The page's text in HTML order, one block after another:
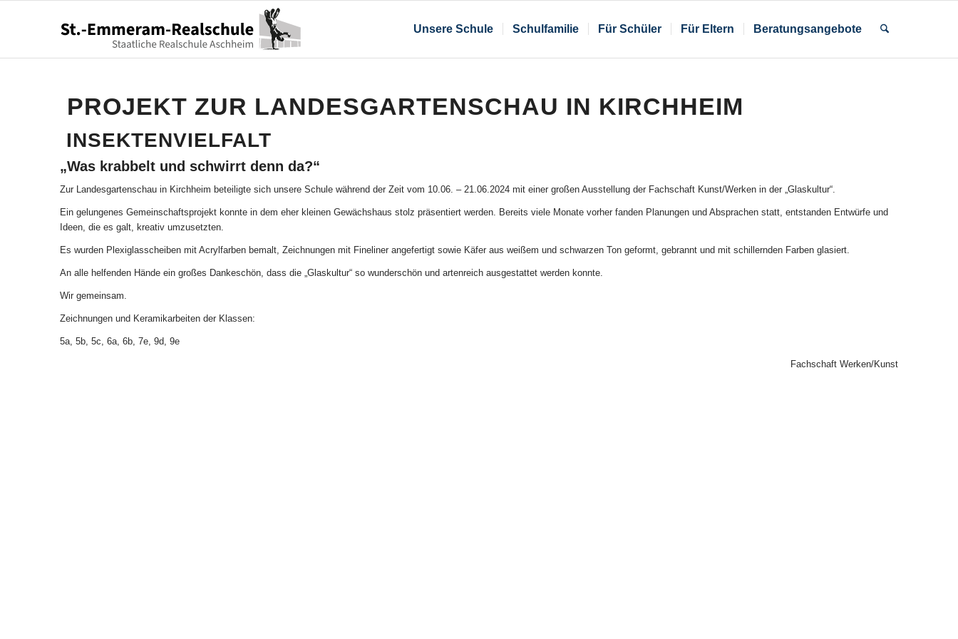
Unsere Schule Schulfamilie Für Schüler Für Eltern Beratungsangebote
PROJEKT ZUR LANDESGARTENSCHAU IN KIRCHHEIM
INSEKTENVIELFALT
„Was krabbelt und schwirrt denn da?“
Zur Landesgartenschau in Kirchheim beteiligte sich unsere Schule während der Zeit vom 10.06. – 21.06.2024 mit einer großen Ausstellung der Fachschaft Kunst/Werken in der „Glaskultur“.
Ein gelungenes Gemeinschaftsprojekt konnte in dem eher kleinen Gewächshaus stolz präsentiert werden. Bereits viele Monate vorher fanden Planungen und Absprachen statt, entstanden Entwürfe und
Ideen, die es galt, kreativ umzusetzten.
Es wurden Plexiglasscheiben mit Acrylfarben bemalt, Zeichnungen mit Fineliner angefertigt sowie Käfer aus weißem und schwarzen Ton geformt, gebrannt und mit schillernden Farben glasiert.
An alle helfenden Hände ein großes Dankeschön, dass die „Glaskultur“ so wunderschön und artenreich ausgestattet werden konnte.
Wir gemeinsam.
Zeichnungen und Keramikarbeiten der Klassen:
5a, 5b, 5c, 6a, 6b, 7e, 9d, 9e
Fachschaft Werken/Kunst